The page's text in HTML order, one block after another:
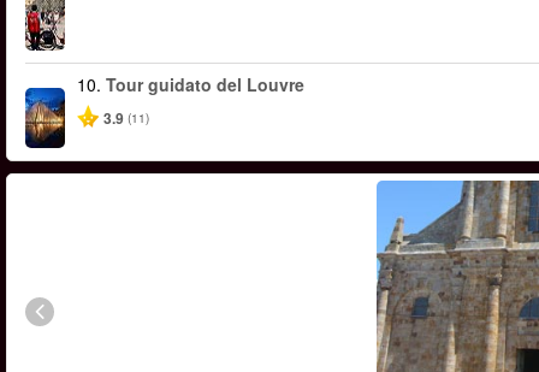
10. Tour guidato del Louvre
3.9 (11)